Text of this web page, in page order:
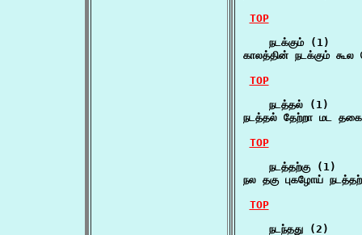
TOP
    நடக்கும் (1)
காலத்தின் நடக்கும்
TOP
    நடத்தல் (1)
நடத்தல் தேற்றா மட
TOP
    நடத்தற்கு (1)
நல தகு புகழோய்
TOP
    நடந்தது (2)